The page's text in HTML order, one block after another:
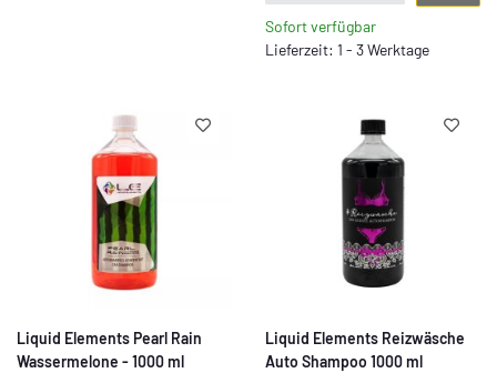
Sofort verfügbar
Lieferzeit: 1 - 3 Werktage
Liquid Elements Pearl Rain
Wassermelone - 1000 ml
Liquid Elements Reizwäsche
Auto Shampoo 1000 ml